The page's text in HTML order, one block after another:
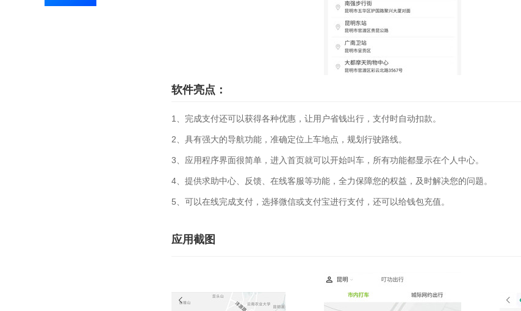
软件亮点：
1、完成支付还可以获得各种优惠，让用户省钱出行，支付时自动扣款。
2、具有强大的导航功能，准确定位上车地点，规划行驶路线。
3、应用程序界面很简单，进入首页就可以开始叫车，所有功能都显示在个人中心。
4、提供求助中心、反馈、在线客服等功能，全力保障您的权益，及时解决您的问题。
5、可以在线完成支付，选择微信或支付宝进行支付，还可以给钱包充值。
应用截图